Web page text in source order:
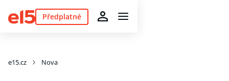
Předplatné
e15.cz Nova